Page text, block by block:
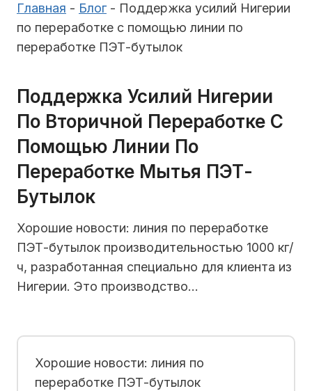
Главная - Блог- Поддержка усилий Нигерии
по переработке с помощью линии по
переработке ПЭТ-бутылок
Поддержка Усилий Нигерии
По Вторичной Переработке С
Помощью Линии По
Переработке Мытья ПЭТ-
Бутылок
Хорошие новости: линия по переработке
ПЭТ-бутылок производительностью 1000 кг/
ч, разработанная специально для клиента из
Нигерии. Это производство…
Хорошие новости: линия по
переработке ПЭТ-бутылок